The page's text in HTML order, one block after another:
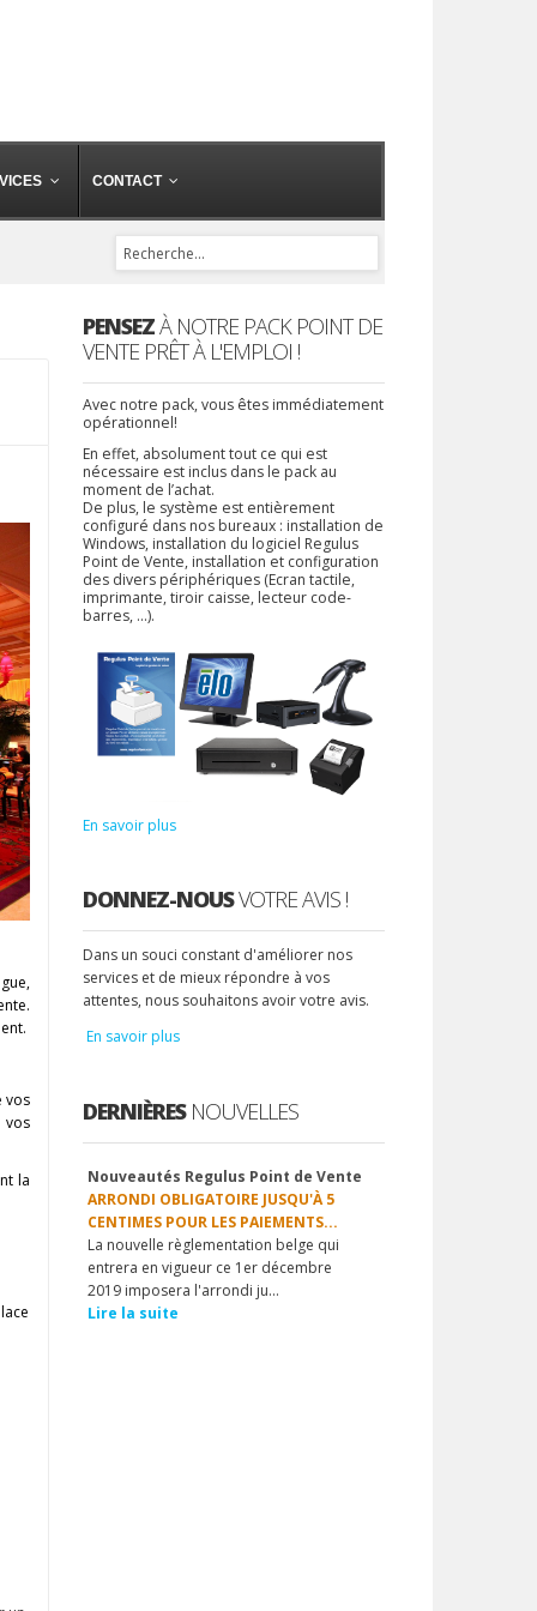
CONTACT
vos
vos
la
PENSEZÀ NOTRE PACK POINT DE
VENTE PRÊT À L'EMPLOI !
Avec notre pack, vous êtes immédiatement
opérationnel!
En effet, absolument tout ce qui est
nécessaire est inclus dans le pack au
moment de l’achat.
De plus, le système est entièrement
configuré dans nos bureaux : installation de
Windows, installation du logiciel Regulus
Point de Vente, installation et configuration
des divers périphériques (Ecran tactile,
imprimante, tiroir caisse, lecteur code-
barres, ...).
En savoir plus
DONNEZ-NOUSVOTRE AVIS !
Dans un souci constant d'améliorer nos
services et de mieux répondre à vos
attentes, nous souhaitons avoir votre avis.
En savoir plus
DERNIÈRESNOUVELLES
1 2 3 4 5 6 7 8 9
Nouveautés Regulus Point de Vente
NOUVELLE MISE À JOUR DU 1ER.
TRIMESTRE 2020...
L'équipe REGULUS 4 POS est ravie de
vous proposer la nouvelle mise à jour
logicielle trimestrielle&n...
Lire la suite